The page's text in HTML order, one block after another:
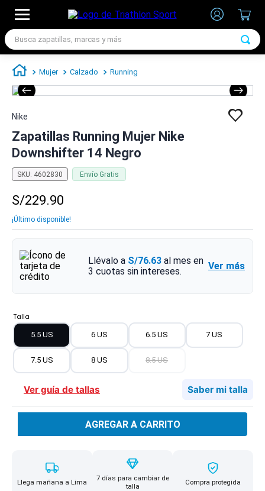
Busca zapatillas, marcas y más
Mujer Calzado Running
Nike
Zapatillas Running Mujer Nike
Downshifter 14 Negro
SKU: 4602830 Envío Gratis
S/229.90
¡Último disponible!
Llévalo a S/76.63 al mes en
3 cuotas sin intereses. Ver más
Talla
5.5 US 6 US 6.5 US 7 US
7.5 US 8 US 8.5 US
Ver guía de tallas Saber mi talla
AGREGAR A CARRITO
Llega mañana a Lima
7 días para cambiar de
talla
Compra protegida
4.
zapatillas adidas mujer
6.
zapatillas nike hombre
7. zapatillas nike mujer